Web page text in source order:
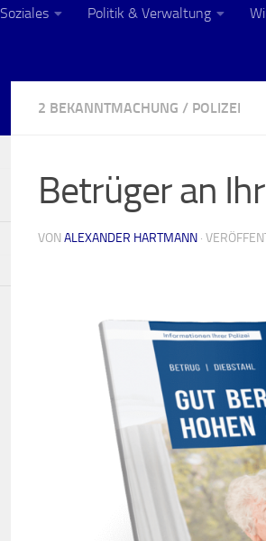
Politik & Verwaltung
2 BEKANNTMACHUNG / POLIZEI
Betrüger an
VON ALEXANDER HARTMANN ·